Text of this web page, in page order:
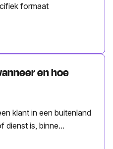
formaat
en hoe
klant in een buitenland
dienst is, binne...